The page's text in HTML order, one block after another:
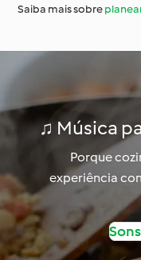
Saiba mais sobre
♫ Música
Porque
experiência